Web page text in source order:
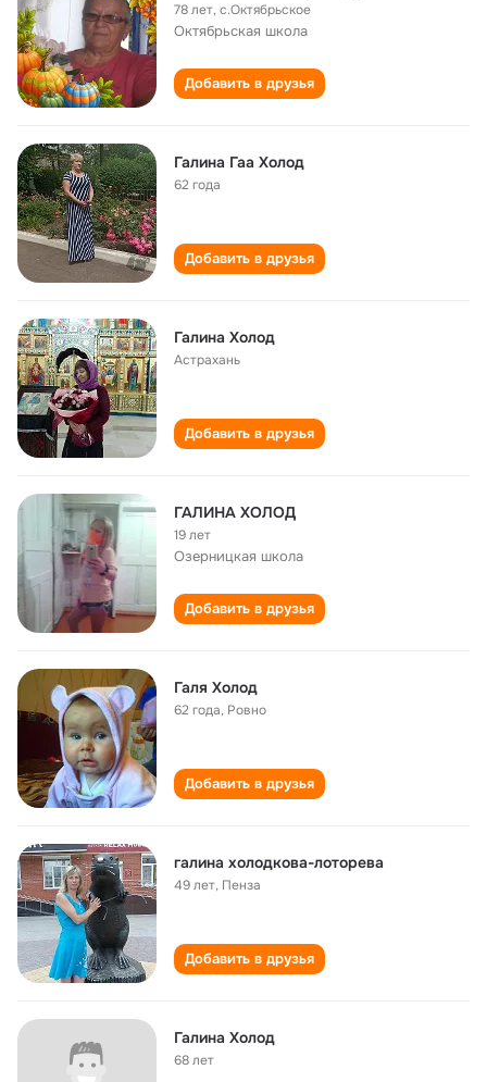
78 лет,с.Октябрьское
Октябрьская школа
Добавить в друзья
Галина Гаа Холод
62 года
Добавить в друзья
Галина Холод
Астрахань
Добавить в друзья
ГАЛИНА ХОЛОД
19 лет
Озерницкая школа
Добавить в друзья
Галя Холод
62 года, Ровно
Добавить в друзья
галина холодкова-лоторева
49 лет, Пенза
Добавить в друзья
Галина Холод
68 лет